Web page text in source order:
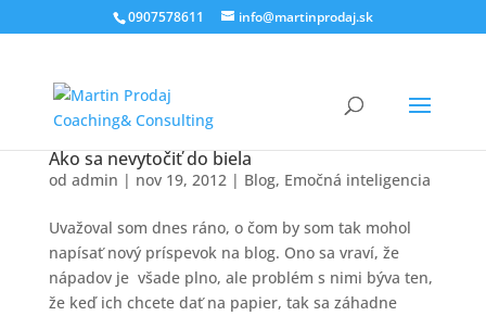
0907578611 info@martinprodaj.sk
Ako sa nevytočiť do biela
od admin | nov 19, 2012| Blog, Emočná inteligencia
Uvažoval som dnes ráno, o čom by som tak mohol
napísať nový príspevok na blog. Ono sa vraví, že
nápadov je všade plno, ale problém s nimi býva ten,
že keď ich chcete dať na papier, tak sa záhadne